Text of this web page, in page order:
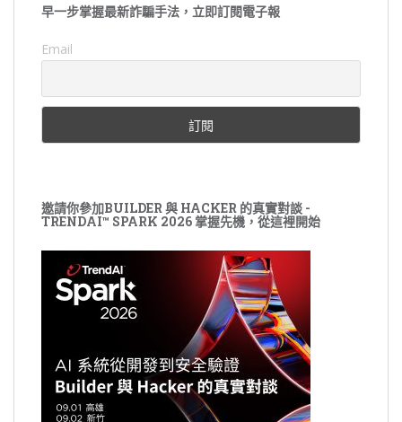
早一步掌握最新詐騙手法，立即訂閱電子報
Email
邀請你參加BUILDER 與 HACKER 的真實對談 -
TRENDAI™ SPARK 2026 掌握先機，從這裡開始